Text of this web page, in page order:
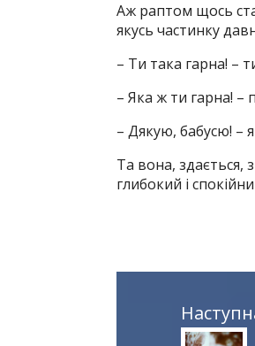
Аж раптом щось
якусь частинку
– Ти така гарна! –
– Яка ж ти гарна! –
– Дякую, бабусю! – я
Та вона, здається,
глибокий і